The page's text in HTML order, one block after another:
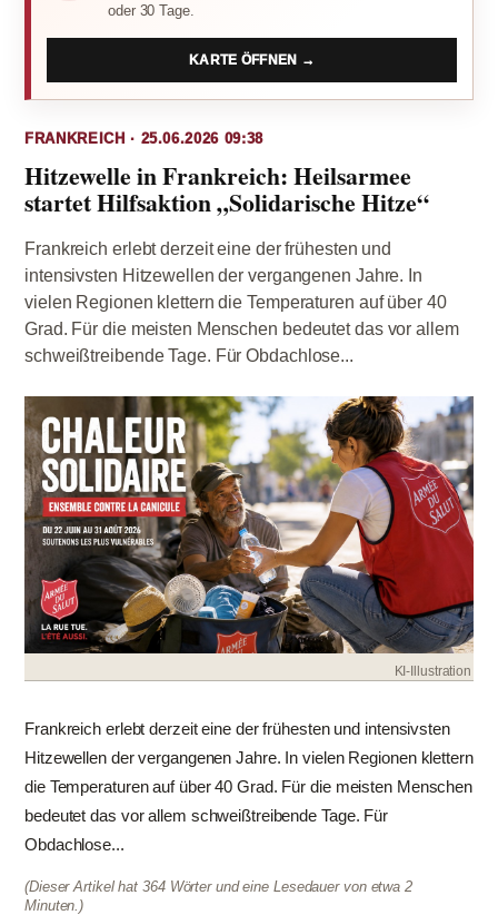
oder 30 Tage.
KARTE ÖFFNEN →
FRANKREICH · 25.06.2026 09:38
Hitzewelle in Frankreich: Heilsarmee
startet Hilfsaktion „Solidarische Hitze“
Frankreich erlebt derzeit eine der frühesten und
intensivsten Hitzewellen der vergangenen Jahre. In
vielen Regionen klettern die Temperaturen auf über 40
Grad. Für die meisten Menschen bedeutet das vor allem
schweißtreibende Tage. Für Obdachlose...
KI-Illustration
Frankreich erlebt derzeit eine der frühesten und intensivsten
Hitzewellen der vergangenen Jahre. In vielen Regionen klettern
die Temperaturen auf über 40 Grad. Für die meisten Menschen
bedeutet das vor allem schweißtreibende Tage. Für
Obdachlose...
(Dieser Artikel hat 364 Wörter und eine Lesedauer von etwa 2
Minuten.)